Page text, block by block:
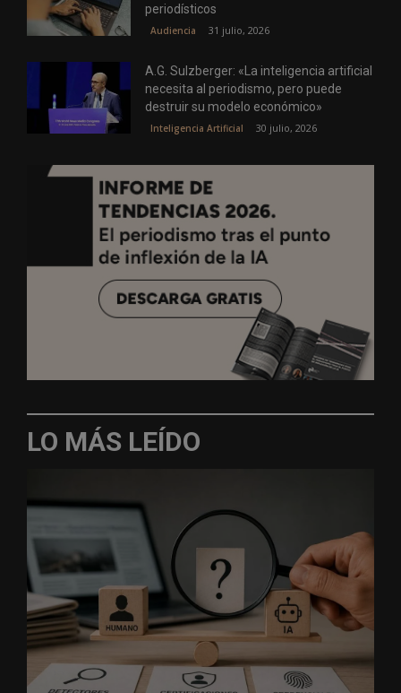
periodísticos
Audiencia 31 julio, 2026
A.G. Sulzberger: «La inteligencia artificial
necesita al periodismo, pero puede
destruir su modelo económico»
Inteligencia Artificial 30 julio, 2026
LO MÁS LEÍDO